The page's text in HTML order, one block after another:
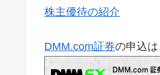
株主優待の紹介
DMM.com証券の申込